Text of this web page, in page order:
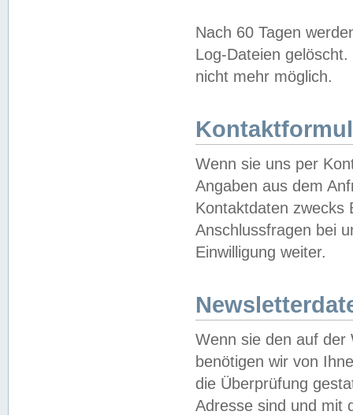
Nach 60 Tagen
Log-Dateien
nicht mehr möglich.
Wenn sie uns per
Angaben aus dem
Kontaktdaten zwecks
Anschlussfragen bei
Einwilligung weiter.
Wenn sie den auf der
benötigen wir von
die Überprüfung
Adresse sind und mit